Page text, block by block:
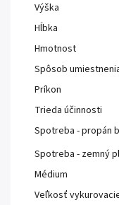
Výška
Hĺbka
Hmotnost
Spôsob
Príkon
Trieda účinnosti
Spotreba - propán
Spotreba - zemný
Médium
Veľkosť